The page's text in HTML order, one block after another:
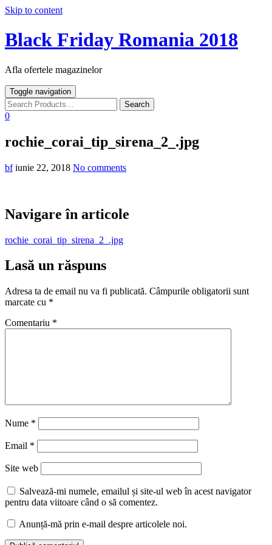
Skip to content
Black Friday Romania 2018
Afla ofertele magazinelor
Toggle navigation
0
rochie_corai_tip_sirena_2_.jpg
bf iunie 22, 2018 No comments
Navigare în articole
rochie_corai_tip_sirena_2_.jpg
Lasă un răspuns
Adresa ta de email nu va fi publicată. Câmpurile obligatorii sunt
marcate cu *
Comentariu *
Nume *
Email *
Site web
Salvează-mi numele, emailul și site-ul web în acest navigator
pentru data viitoare când o să comentez.
Anunță-mă prin e-mail despre articolele noi.